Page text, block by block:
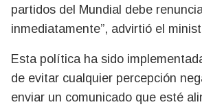
partidos del Mundial debe
inmediatamente”, advirtió el
Esta política ha sido
de evitar cualquier percepción
enviar un comunicado que esté